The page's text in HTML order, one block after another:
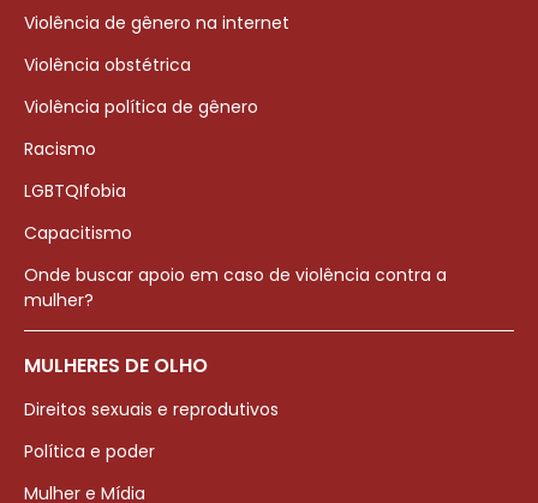
Violência de gênero na internet
Violência obstétrica
Violência política de gênero
Racismo
LGBTQIfobia
Capacitismo
Onde buscar apoio em caso de violência contra a
mulher?
MULHERES DE OLHO
Direitos sexuais e reprodutivos
Política e poder
Mulher e Mídia